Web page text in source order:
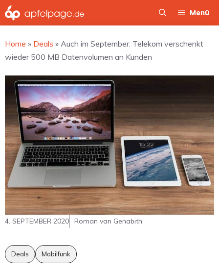
Zum
Inhalt
Menü
Home » Deals » Auch im September: Telekom verschenkt
wieder 500 MB Datenvolumen an Kunden
4. SEPTEMBER 2020 Roman van Genabith
Deals Mobilfunk